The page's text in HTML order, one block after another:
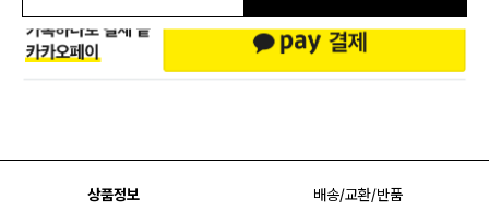
상품정보 배송/교환/반품